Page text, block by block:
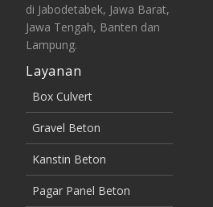
di Jabodetabek, Jawa Barat,
Jawa Tengah, Banten dan
Lampung.
Layanan
Box Culvert
Gravel Beton
Kanstin Beton
Pagar Panel Beton